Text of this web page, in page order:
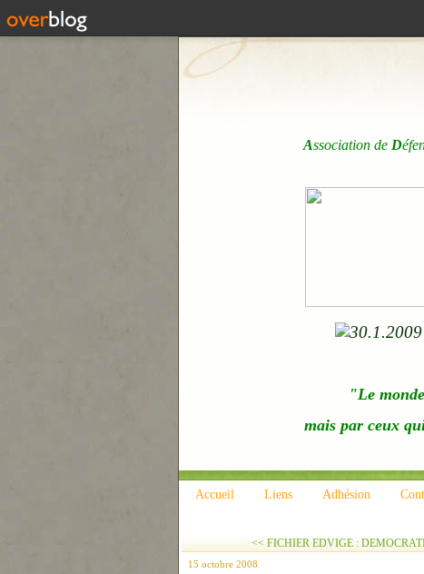
Association de D
"Le monde
mais par ceux
Accueil Liens Adhésion
<< FICHIER EDVIGE :
15 octobre 2008